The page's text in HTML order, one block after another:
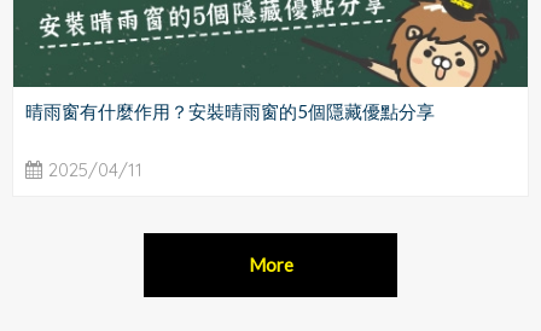
晴雨窗有什麼作用？安裝晴雨窗的5個隱藏優點分享
2025/04/11
More